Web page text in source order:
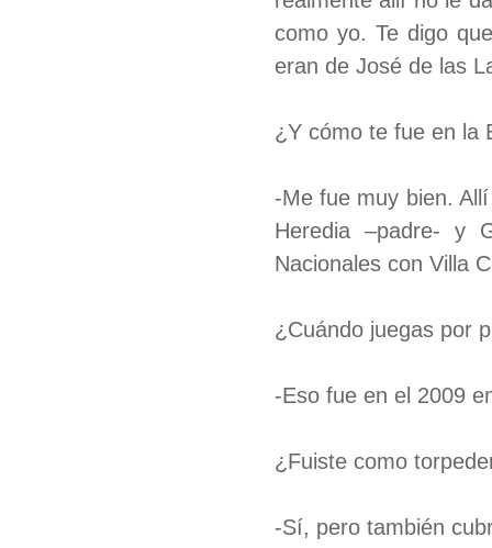
como yo. Te digo
eran de José de las
¿Y cómo te fue en la
-Me fue muy bien.
Heredia –padre- y
Nacionales con Villa
¿Cuándo juegas por
-Eso fue en el 2009
¿Fuiste como
-Sí, pero también